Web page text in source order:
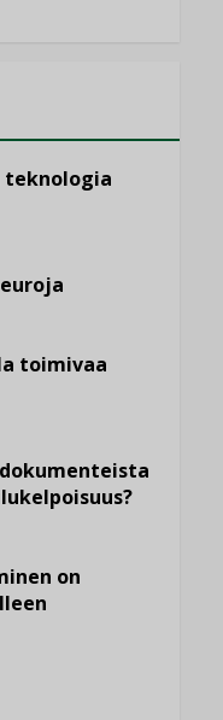
teknologia
toimivaa
on